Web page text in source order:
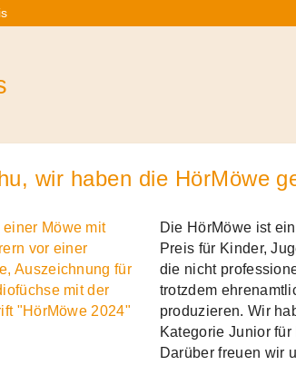
wir haben die HörMöwe
Die HörMöwe ist
Preis für Kinder,
die nicht
trotzdem
produzieren. Wir
Kategorie Junior
Darüber freuen wir